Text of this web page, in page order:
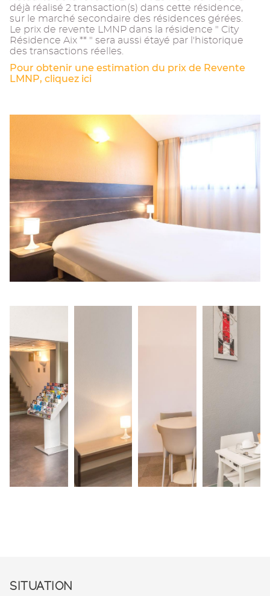
déjà réalisé 2 transaction(s) dans cette résidence,
sur le marché secondaire des résidences gérées.
Le prix de revente LMNP dans la résidence " City
Résidence Aix ** " sera aussi étayé par l'historique
des transactions réelles.
Pour obtenir une estimation du prix de Revente
LMNP, cliquez ici
SITUATION